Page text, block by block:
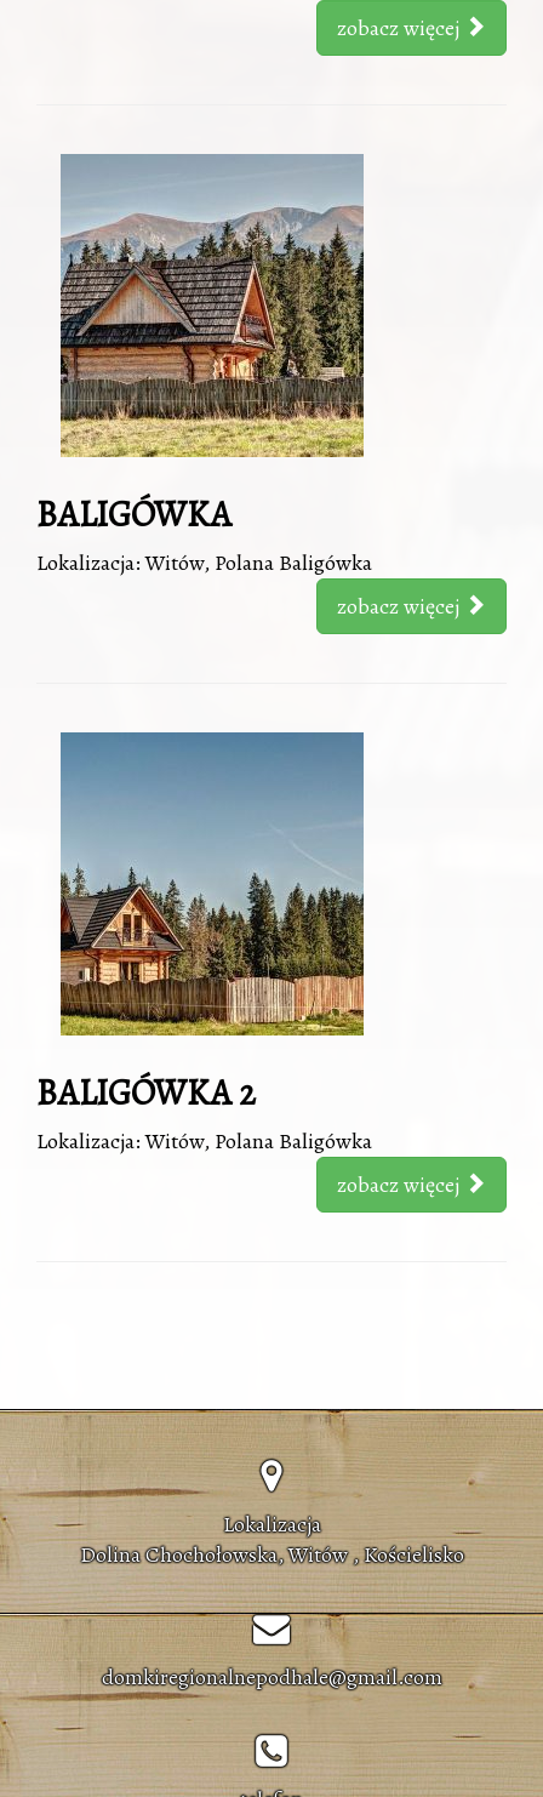
zobacz więcej
BALIGÓWKA
Lokalizacja: Witów, Polana Baligówka
zobacz więcej
BALIGÓWKA 2
Lokalizacja: Witów, Polana Baligówka
zobacz więcej
Lokalizacja
Dolina Chochołowska, Witów , Kościelisko
domkiregionalnepodhale@gmail.com